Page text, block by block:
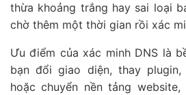
thừa khoảng trắng hay sai loại
chờ thêm một thời gian rồi xác
Ưu điểm của xác minh DNS là
bạn đổi giao diện, thay
hoặc chuyển nền tảng